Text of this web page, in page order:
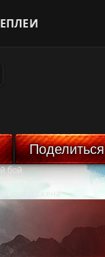
Поделиться
бой
уничтожена